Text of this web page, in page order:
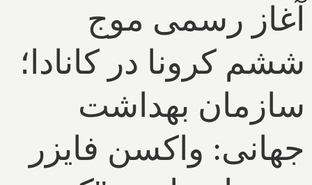
آغاز رسمی موج
ششم کرونا در کانادا؛
سازمان بهداشت
جهانی: واکسن فایزر